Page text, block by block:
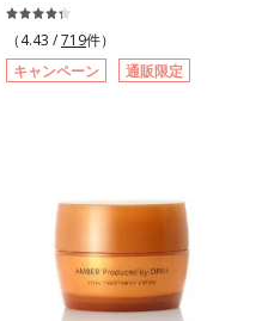
ス配合＝保湿成分*5 パルミチン酸
アスコルビルリン酸3Na配合＝保湿
成分*6 セラミドNP、セラミド
NG、セラミドAP配合＝保湿成分*7
ハリも透明感(*5)も結果主義。年齢
サイン(*6)の因子に着目した肌科学
エイジングケア(*3)シリーズ。オル
ビスユー ドットシリーズは、年齢
ころ、弾力感のない状態である「ハ
リのなさ」や、くすみ(*7)などが現
れている状態である「透明感のな
さ」が、大人の肌印象に大きな影響
を与えていることがわかりました。
（4.43 /719件）
キャンペーン
通販限定